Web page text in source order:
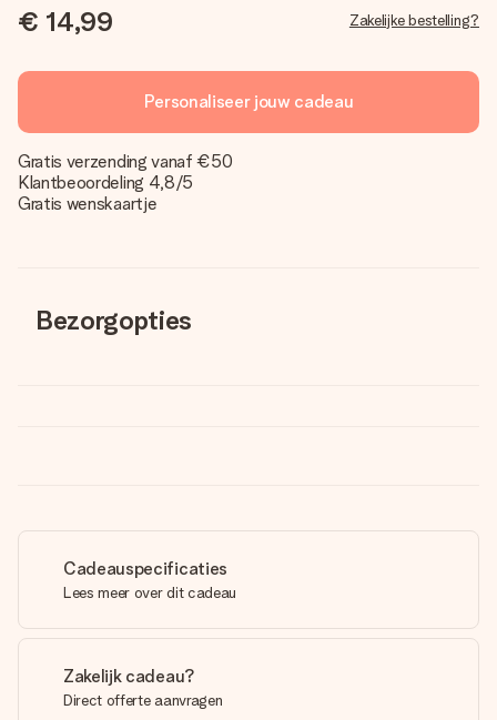
€ 14,99 Zakelijke bestelling?
Personaliseer jouw cadeau
Gratis verzending vanaf €50
Klantbeoordeling 4,8/5
Gratis wenskaartje
Bezorgopties
Cadeauspecificaties
Lees meer over dit cadeau
Zakelijk cadeau?
Direct offerte aanvragen